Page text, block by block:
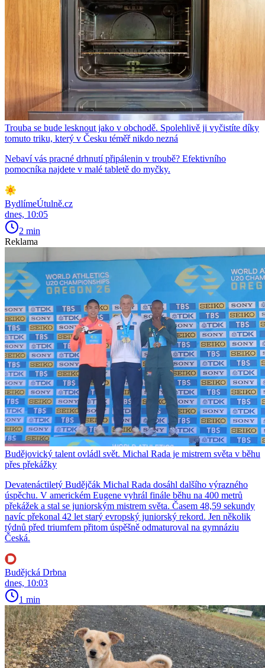
Trouba se bude lesknout jako v obchodě. Spolehlivě ji vyčistíte díky
tomuto triku, který v Česku téměř nikdo nezná
Nebaví vás pracné drhnutí připálenin v troubě? Efektivního
pomocníka najdete v malé tabletě do myčky.
BydlímeÚtulně.cz
dnes, 10:05
2 min
Reklama
Budějovický talent ovládl svět. Michal Rada je mistrem světa v běhu
přes překážky
Devatenáctiletý Budějčák Michal Rada dosáhl dalšího výrazného
úspěchu. V americkém Eugene vyhrál finále běhu na 400 metrů
překážek a stal se juniorským mistrem světa. Časem 48,59 sekundy
navíc překonal 42 let starý evropský juniorský rekord. Jen několik
týdnů před triumfem přitom úspěšně odmaturoval na gymnáziu
Česká.
Budějcká Drbna
dnes, 10:03
1 min